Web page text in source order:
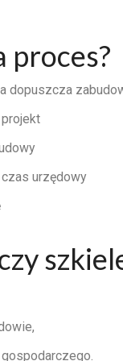
proces?
dopuszcza
urzędowy